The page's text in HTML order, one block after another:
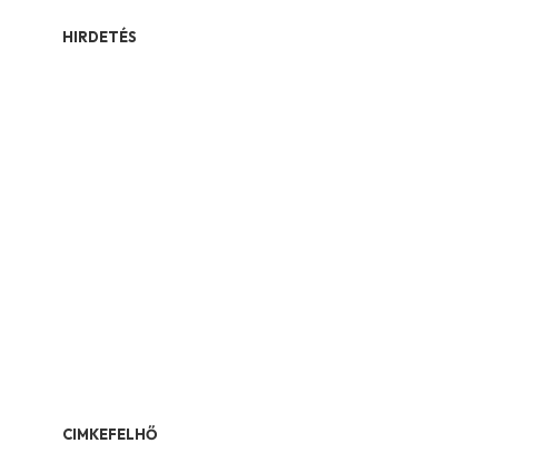
HIRDETÉS
CIMKEFELHŐ